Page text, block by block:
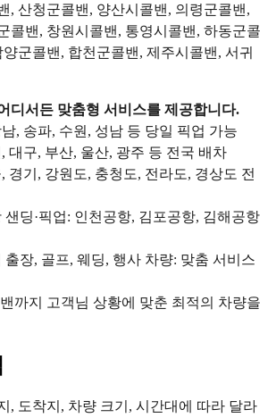
, 산청군콜밴, 양산시콜밴, 의령군콜밴,
콜밴, 창원시콜밴, 통영시콜밴, 하동군콜
군콜밴, 합천군콜밴, 제주시콜밴, 서귀
디서든 맞춤형 서비스를 제공합니다.
, 송파, 수원, 성남 등 당일 픽업 가능
대구, 부산, 울산, 광주 등 전국 배차
경기, 강원도, 충청도, 전라도, 경상도 전
샌딩·픽업: 인천공항, 김포공항, 김해공항
출장, 골프, 웨딩, 행사 차량: 맞춤 서비스
까지 고객님 상황에 맞춘 최적의 차량을
, 도착지, 차량 크기, 시간대에 따라 달라